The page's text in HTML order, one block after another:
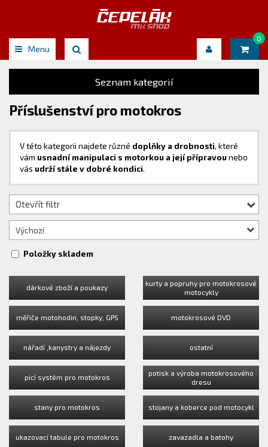
Menu
0
Seznam kategorií
Příslušenství pro motokros
V této kategorii najdete různé doplňky a drobnosti, které
vám usnadní manipulaci s motorkou a její přípravou nebo
vás udrží stále v dobré kondici.
Otevřít filtr
Výchozí
Položky skladem
dárkové zboží a poukazy
kurty a popruhy pro motokrosové
motocykly
měřiče motohodin, stopky, GPS motokrosové DVD
nářadí ,kanystry a nájezdy ostatní
picí systém pro motokros
potisk a výroba motokrosového
dresu
stany pro motokros stojany a koberce pod motocykl
ukazovací tabule pro motokros zavazadla a batohy